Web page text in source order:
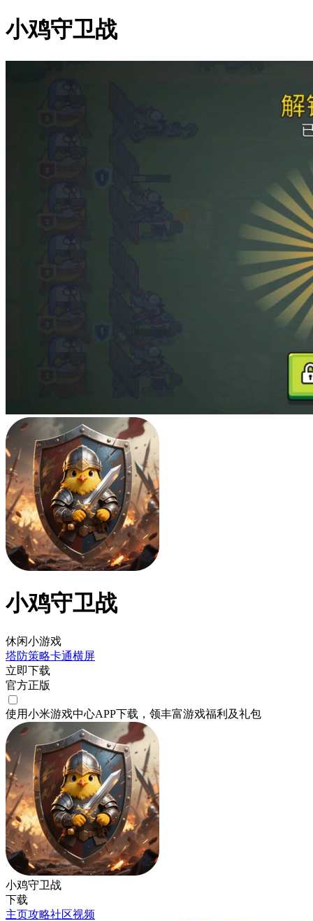
小鸡守卫战
小鸡守卫战
休闲小游戏
塔防策略卡通横屏
立即下载
官方正版
使用小米游戏中心APP下载 ，领丰富游戏福利 及礼包
小鸡守卫战
下载
主页攻略社区视频